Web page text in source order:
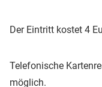
Der Eintritt kostet 4
Telefonische
möglich.